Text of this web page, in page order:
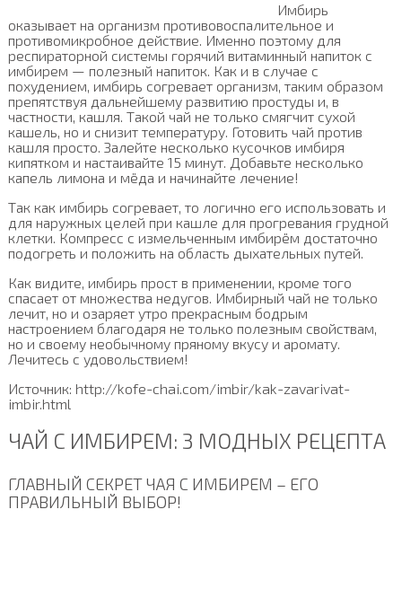
Имбирь
оказывает на организм противовоспалительное и
противомикробное действие. Именно поэтому для
респираторной системы горячий витаминный напиток с
имбирем — полезный напиток. Как и в случае с
похудением, имбирь согревает организм, таким образом
препятствуя дальнейшему развитию простуды и, в
частности, кашля. Такой чай не только смягчит сухой
кашель, но и снизит температуру. Готовить чай против
кашля просто. Залейте несколько кусочков имбиря
кипятком и настаивайте 15 минут. Добавьте несколько
капель лимона и мёда и начинайте лечение!
Так как имбирь согревает, то логично его использовать и
для наружных целей при кашле для прогревания грудной
клетки. Компресс с измельченным имбирём достаточно
подогреть и положить на область дыхательных путей.
Как видите, имбирь прост в применении, кроме того
спасает от множества недугов. Имбирный чай не только
лечит, но и озаряет утро прекрасным бодрым
настроением благодаря не только полезным свойствам,
но и своему необычному пряному вкусу и аромату.
Лечитесь с удовольствием!
Источник: http://kofe-chai.com/imbir/kak-zavarivat-
imbir.html
ЧАЙ С ИМБИРЕМ: 3 МОДНЫХ РЕЦЕПТА
ГЛАВНЫЙ СЕКРЕТ ЧАЯ С ИМБИРЕМ – ЕГО
ПРАВИЛЬНЫЙ ВЫБОР!